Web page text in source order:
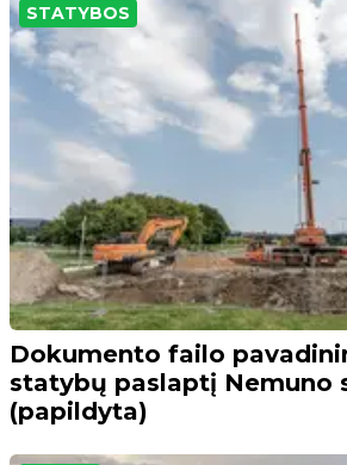
STATYBOS
Dokumento failo
statybų paslaptį Nemuno
(papildyta)